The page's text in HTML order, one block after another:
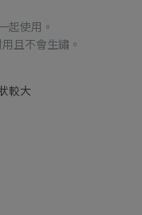
起使用。
且不會生鏽。
較大